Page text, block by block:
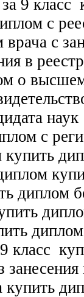
9 класс
с
с
в
о
наук
с
купить
диплом
класс
купить